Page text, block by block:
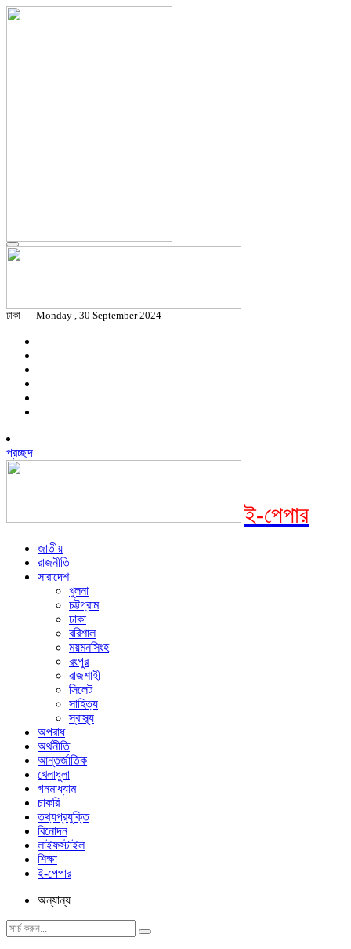
ঢাকা Monday , 30 September 2024
প্রচ্ছদ
ই-পেপার
জাতীয়
রাজনীতি
সারাদেশ
খুলনা
চট্টগ্রাম
ঢাকা
বরিশাল
ময়মনসিংহ
রংপুর
রাজশাহী
সিলেট
সাহিত্য
স্বাস্থ্য
অপরাধ
অর্থনীতি
আন্তর্জাতিক
খেলাধুলা
গনমাধ্যাম
চাকরি
তথ্যপ্রযুক্তি
বিনোদন
লাইফস্টাইল
শিক্ষা
ই-পেপার
অন্যান্য